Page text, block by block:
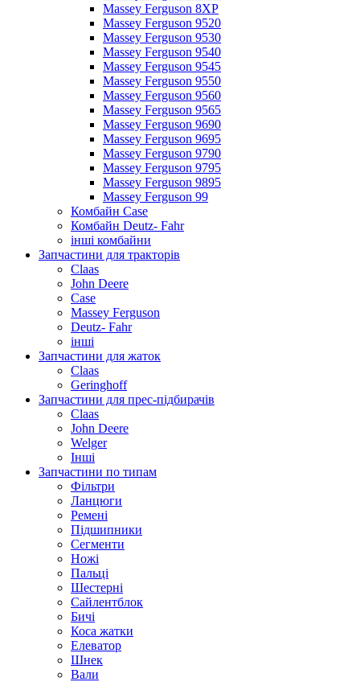
Massey Ferguson 8XP
Massey Ferguson 9520
Massey Ferguson 9530
Massey Ferguson 9540
Massey Ferguson 9545
Massey Ferguson 9550
Massey Ferguson 9560
Massey Ferguson 9565
Massey Ferguson 9690
Massey Ferguson 9695
Massey Ferguson 9790
Massey Ferguson 9795
Massey Ferguson 9895
Massey Ferguson 99
Комбайн Case
Комбайн Deutz- Fahr
інші комбайни
Запчастини для тракторів
Claas
John Deere
Case
Massey Ferguson
Deutz- Fahr
інші
Запчастини для жаток
Claas
Geringhoff
Запчастини для прес-підбирачів
Claas
John Deere
Welger
Інші
Запчастини по типам
Фільтри
Ланцюги
Ремені
Підшипники
Сегменти
Ножі
Пальці
Шестерні
Сайлентблок
Бичі
Коса жатки
Елеватор
Шнек
Вали